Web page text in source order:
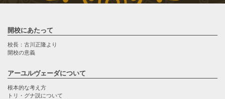
開校にあたって
校長：古川正隆より
開校の意義
アーユルヴェーダについて
根本的な考え方
トリ・グナ説について